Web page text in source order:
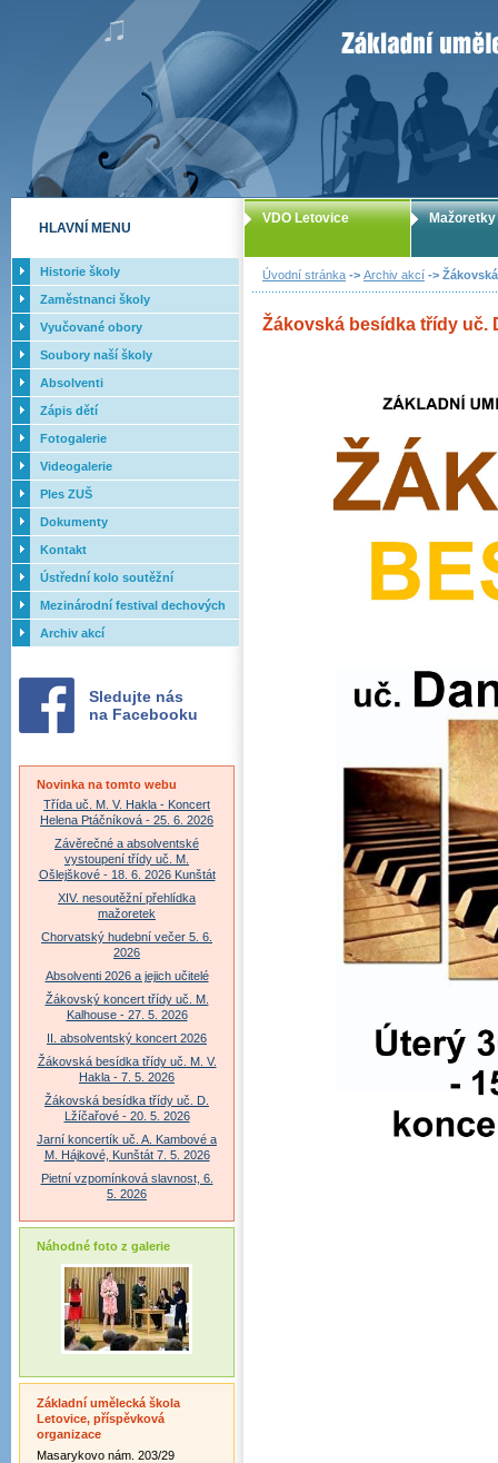
ZUŠ Letovice
Úvodní stránka -> Archiv akcí ->
Žákovská besídka třídy uč.
VDO Letovice Mažoretky
HLAVNÍ MENU
Historie školy
Zaměstnanci školy
Vyučované obory
Soubory naší školy
Absolventi
Zápis dětí
Fotogalerie
Videogalerie
Ples ZUŠ
Dokumenty
Kontakt
Ústřední kolo soutěžní
přehlídky dechových orchestrů
ZUŠ - 2017
Mezinárodní festival dechových
orchestrů - Letovice
Archiv akcí
Sledujte nás
na Facebooku
Novinka na tomto webu
Třída uč. M. V. Hakla - Koncert
Helena Ptáčníková - 25. 6. 2026
Závěrečné a absolventské
vystoupení třídy uč. M.
Ošlejškové - 18. 6. 2026 Kunštát
XIV. nesoutěžní přehlídka
mažoretek
Chorvatský hudební večer 5. 6.
2026
Absolventi 2026 a jejich učitelé
Žákovský koncert třídy uč. M.
Kalhouse - 27. 5. 2026
II. absolventský koncert 2026
Žákovská besídka třídy uč. M. V.
Hakla - 7. 5. 2026
Žákovská besídka třídy uč. D.
Lžíčařové - 20. 5. 2026
Jarní koncertík uč. A. Kambové a
M. Hájkové, Kunštát 7. 5. 2026
Pietní vzpomínková slavnost, 6.
5. 2026
Náhodné foto z galerie
Základní umělecká škola
Letovice, příspěvková
organizace
Masarykovo nám. 203/29